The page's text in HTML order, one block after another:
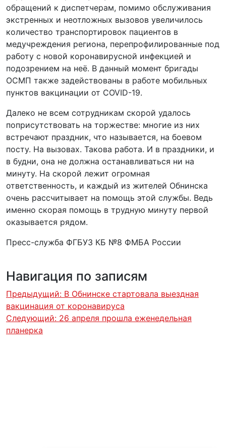
обращений к диспетчерам, помимо обслуживания
экстренных и неотложных вызовов увеличилось
количество транспортировок пациентов в
медучреждения региона, перепрофилированные под
работу с новой коронавирусной инфекцией и
подозрением на неё. В данный момент бригады
ОСМП также задействованы в работе мобильных
пунктов вакцинации от COVID-19.
Далеко не всем сотрудникам скорой удалось
поприсутствовать на торжестве: многие из них
встречают праздник, что называется, на боевом
посту. На вызовах. Такова работа. И в праздники, и
в будни, она не должна останавливаться ни на
минуту. На скорой лежит огромная
ответственность, и каждый из жителей Обнинска
очень рассчитывает на помощь этой службы. Ведь
именно скорая помощь в трудную минуту первой
оказывается рядом.
Пресс-служба ФГБУЗ КБ №8 ФМБА России
Навигация по записям
Предыдущий: В Обнинске стартовала выездная
вакцинация от коронавируса
Следующий: 26 апреля прошла еженедельная
планерка